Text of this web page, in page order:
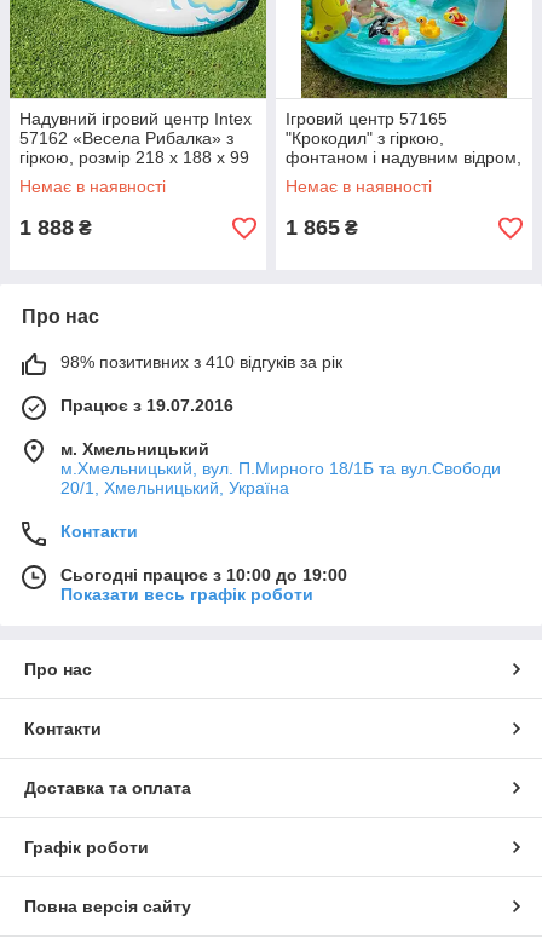
Надувний ігровий центр Intex
57162 «Весела Рибалка» з
гіркою, розмір 218 x 188 x 99
см.
Немає в наявності
1 888 ₴
Ігровий центр 57165
"Крокодил" з гіркою,
фонтаном і надувним відром,
розмір 201-170-84см, об'єм
160л
Немає в наявності
1 865 ₴
Про нас
98% позитивних з 410 відгуків за рік
Працює з 19.07.2016
м. Хмельницький
м.Хмельницький, вул. П.Мирного 18/1Б та вул.Свободи
20/1, Хмельницький, Україна
Контакти
Сьогодні працює з 10:00 до 19:00
Показати весь графік роботи
Про нас
Контакти
Доставка та оплата
Графік роботи
Повна версія сайту